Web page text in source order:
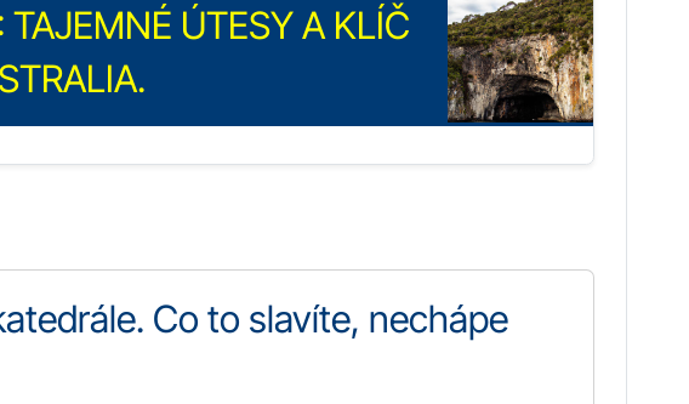
ÚTESY A KLÍČ
Co to slavíte, nechápe